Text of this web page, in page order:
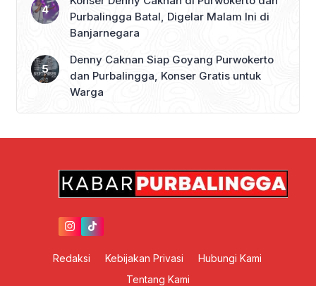
Purbalingga Batal, Digelar Malam Ini di
Banjarnegara
Denny Caknan Siap Goyang Purwokerto
dan Purbalingga, Konser Gratis untuk
Warga
Redaksi Kebijakan Privasi
Hubungi Kami
Tentang Kami